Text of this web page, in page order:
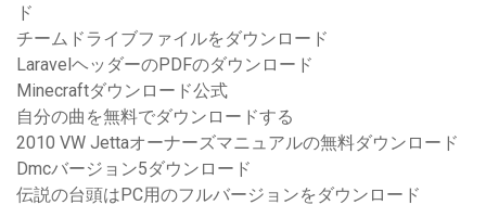
ド
チームドライブファイルをダウンロード
LaravelヘッダーのPDFのダウンロード
Minecraftダウンロード公式
自分の曲を無料でダウンロードする
2010 VW Jettaオーナーズマニュアルの無料ダウンロード
Dmcバージョン5ダウンロード
伝説の台頭はPC用のフルバージョンをダウンロード